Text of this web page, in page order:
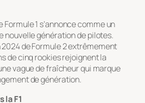
Formule 1 s’annonce comme un
nouvelle génération de pilotes.
de Formule 2 extrêmement
de cinq rookies rejoignent la
vague de fraîcheur qui marque
de génération.
la F1